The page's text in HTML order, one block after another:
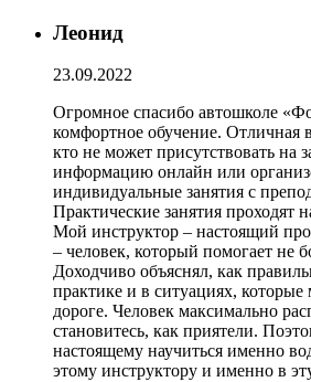
Леонид
23.09.2022
Огромное спасибо автошколе
комфортное обучение. Отличная
кто не может присутствовать на
информацию онлайн или
индивидуальные занятия с
Практические занятия проходят
Мой инструктор – настоящий
– человек, который помогает не
Доходчиво объяснял, как
практике и в ситуациях, которые
дороге. Человек максимально
становитесь, как приятели.
настоящему научиться именно
этому инструктору и именно в